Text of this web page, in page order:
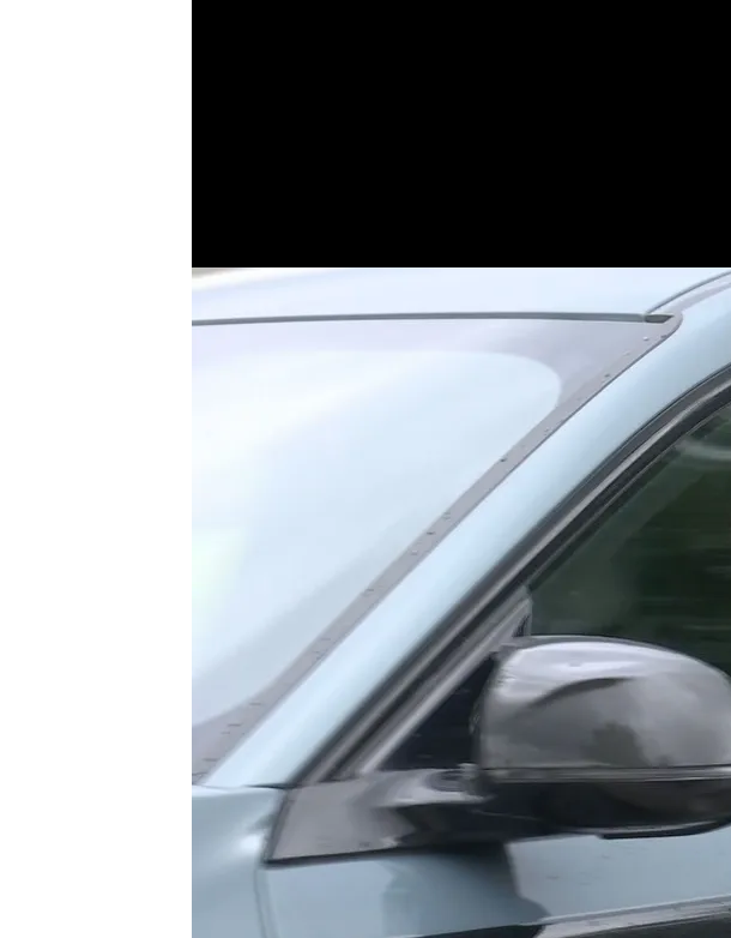
Los gritos del madridismo a
entrenamiento en
El madridismo parece estar cansado de la
equipo
Iker Casillas se moja sobre los problemas
y el posible regreso de Mourinho: "Te da
Compartir
ElReal Madridha saltado por los aires en
parecía que lo peor era no ganar título
jugadores y se enfrentan entre ellos. La